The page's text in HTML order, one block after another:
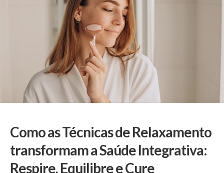
Como as Técnicas de Relaxamento
transformam a Saúde Integrativa:
Respire, Equilibre e Cure